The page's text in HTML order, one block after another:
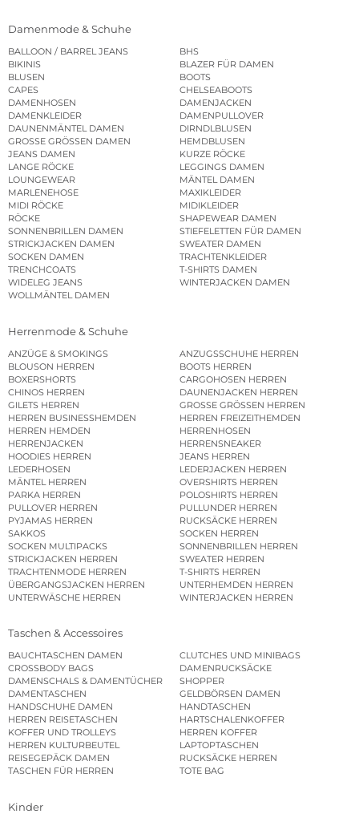
Damenmode & Schuhe
BALLOON / BARREL JEANS
BHS
BIKINIS
BLAZER FÜR DAMEN
BLUSEN
BOOTS
CAPES
CHELSEABOOTS
DAMENHOSEN
DAMENJACKEN
DAMENKLEIDER
DAMENPULLOVER
DAUNENMÄNTEL DAMEN
DIRNDLBLUSEN
GROSSE GRÖSSEN DAMEN
HEMDBLUSEN
JEANS DAMEN
KURZE RÖCKE
LANGE RÖCKE
LEGGINGS DAMEN
LOUNGEWEAR
MÄNTEL DAMEN
MARLENEHOSE
MAXIKLEIDER
MIDI RÖCKE
MIDIKLEIDER
RÖCKE
SHAPEWEAR DAMEN
SONNENBRILLEN DAMEN
STIEFELETTEN FÜR DAMEN
STRICKJACKEN DAMEN
SWEATER DAMEN
SOCKEN DAMEN
TRACHTENKLEIDER
TRENCHCOATS
T-SHIRTS DAMEN
WIDELEG JEANS
WINTERJACKEN DAMEN
WOLLMÄNTEL DAMEN
Herrenmode & Schuhe
ANZÜGE & SMOKINGS
ANZUGSSCHUHE HERREN
BLOUSON HERREN
BOOTS HERREN
BOXERSHORTS
CARGOHOSEN HERREN
CHINOS HERREN
DAUNENJACKEN HERREN
GILETS HERREN
GROSSE GRÖSSEN HERREN
HERREN BUSINESSHEMDEN
HERREN FREIZEITHEMDEN
HERREN HEMDEN
HERRENHOSEN
HERRENJACKEN
HERRENSNEAKER
HOODIES HERREN
JEANS HERREN
LEDERHOSEN
LEDERJACKEN HERREN
MÄNTEL HERREN
OVERSHIRTS HERREN
PARKA HERREN
POLOSHIRTS HERREN
PULLOVER HERREN
PULLUNDER HERREN
PYJAMAS HERREN
RUCKSÄCKE HERREN
SAKKOS
SOCKEN HERREN
SOCKEN MULTIPACKS
SONNENBRILLEN HERREN
STRICKJACKEN HERREN
SWEATER HERREN
TRACHTENMODE HERREN
T-SHIRTS HERREN
ÜBERGANGSJACKEN HERREN
UNTERHEMDEN HERREN
UNTERWÄSCHE HERREN
WINTERJACKEN HERREN
Taschen & Accessoires
BAUCHTASCHEN DAMEN
CLUTCHES UND MINIBAGS
CROSSBODY BAGS
DAMENRUCKSÄCKE
DAMENSCHALS & DAMENTÜCHER
SHOPPER
DAMENTASCHEN
GELDBÖRSEN DAMEN
HANDSCHUHE DAMEN
HANDTASCHEN
HERREN REISETASCHEN
HARTSCHALENKOFFER
KOFFER UND TROLLEYS
HERREN KOFFER
HERREN KULTURBEUTEL
LAPTOPTASCHEN
REISEGEPÄCK DAMEN
RUCKSÄCKE HERREN
TASCHEN FÜR HERREN
TOTE BAG
Kinder